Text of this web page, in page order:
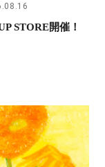
STORE開催！